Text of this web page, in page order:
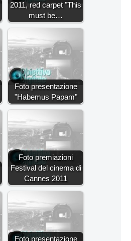
2011, red carpet "This
must be…
Foto presentazione
"Habemus Papam"
Foto premiazioni
Festival del cinema di
Cannes 2011
Foto presentazione